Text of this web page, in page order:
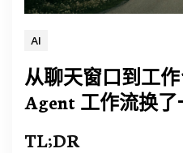
AI
从聊天窗口到工
Agent 工作流换了
TL;DR